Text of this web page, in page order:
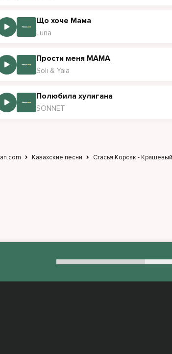
словно птица, в небеса стремится
посоветуй же скорей душевную отраду
Що хоче Мама
Luna
Прости меня МАМА
Soli & Yaia
Полюбила хулигана
SONNET
Казахские песни Стасья Корсак -